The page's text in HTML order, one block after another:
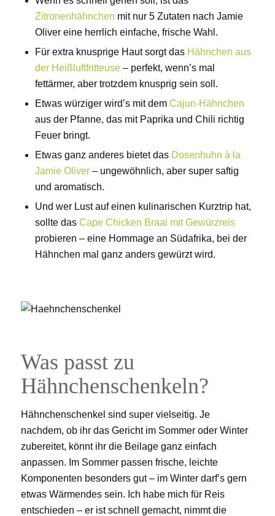
Zitronenhähnchen mit nur 5 Zutaten nach Jamie
Oliver eine herrlich einfache, frische Wahl.
Für extra knusprige Haut sorgt das Hähnchen aus
der Heißluftfritteuse– perfekt, wenn’s mal
fettärmer, aber trotzdem knusprig sein soll.
Etwas würziger wird’s mit dem Cajun-Hähnchen
aus der Pfanne, das mit Paprika und Chili richtig
Feuer bringt.
Etwas ganz anderes bietet das Dosenhuhn à la
Jamie Oliver– ungewöhnlich, aber super saftig
und aromatisch.
Und wer Lust auf einen kulinarischen Kurztrip hat,
sollte das Cape Chicken Braai mit Gewürzreis
probieren – eine Hommage an Südafrika, bei der
Hähnchen mal ganz anders gewürzt wird.
Was passt zu
Hähnchenschenkeln?
Hähnchenschenkel sind super vielseitig. Je
nachdem, ob ihr das Gericht im Sommer oder Winter
zubereitet, könnt ihr die Beilage ganz einfach
anpassen. Im Sommer passen frische, leichte
Komponenten besonders gut – im Winter darf’s gern
etwas Wärmendes sein. Ich habe mich für Reis
entschieden – er ist schnell gemacht, nimmt die